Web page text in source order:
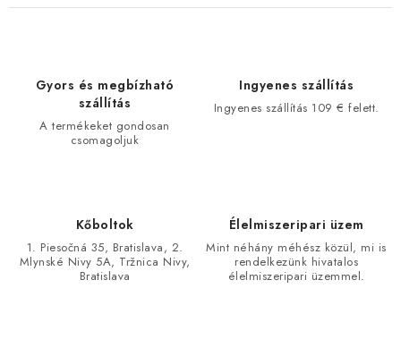
Gyors és megbízható
szállítás
A termékeket gondosan
csomagoljuk
Ingyenes szállítás
Ingyenes szállítás 109 € felett.
Kőboltok
1. Piesočná 35, Bratislava, 2.
Mlynské Nivy 5A, Tržnica Nivy,
Bratislava
Élelmiszeripari üzem
Mint néhány méhész közül, mi is
rendelkezünk hivatalos
élelmiszeripari üzemmel.